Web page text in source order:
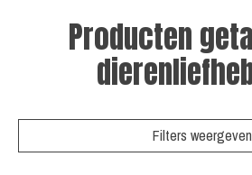
Producten
Filters weergeven